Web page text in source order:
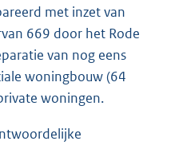
met inzet van
669 door het Rode
van nog eens
woningbouw (64
woningen.